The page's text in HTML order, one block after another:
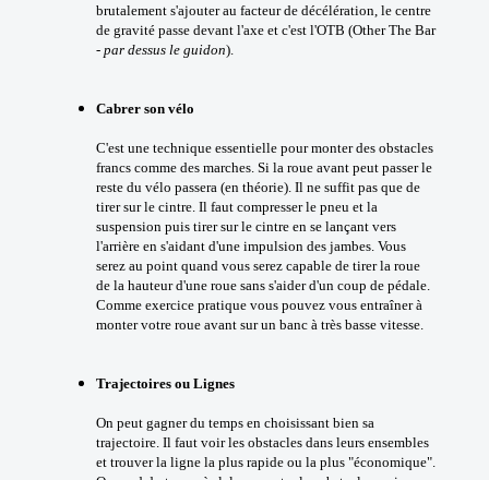
brutalement s'ajouter au facteur de décélération, le centre
de gravité passe devant l'axe et c'est l'OTB (Other The Bar
- par dessus le guidon).
Cabrer son vélo
C'est une technique essentielle pour monter des obstacles
francs comme des marches. Si la roue avant peut passer le
reste du vélo passera (en théorie). Il ne suffit pas que de
tirer sur le cintre. Il faut compresser le pneu et la
suspension puis tirer sur le cintre en se lançant vers
l'arrière en s'aidant d'une impulsion des jambes. Vous
serez au point quand vous serez capable de tirer la roue
de la hauteur d'une roue sans s'aider d'un coup de pédale.
Comme exercice pratique vous pouvez vous entraîner à
monter votre roue avant sur un banc à très basse vitesse.
Trajectoires ou Lignes
On peut gagner du temps en choisissant bien sa
trajectoire. Il faut voir les obstacles dans leurs ensembles
et trouver la ligne la plus rapide ou la plus "économique".